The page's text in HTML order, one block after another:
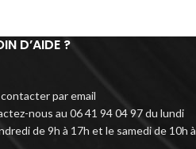
D’AIDE ?
par email
nous au 06 41 94 04 97 du lundi
de 9h à 17h et le samedi de 10h à